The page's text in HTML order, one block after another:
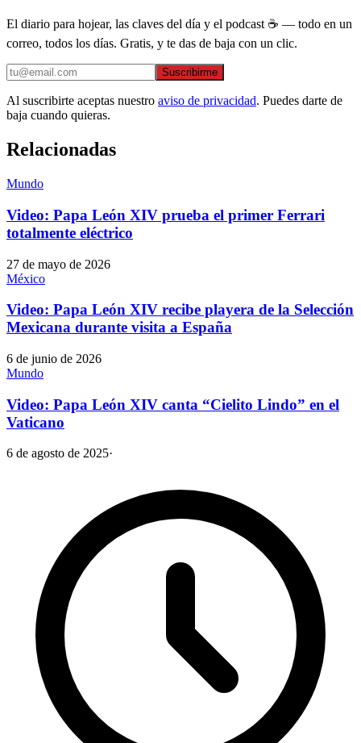
El diario para hojear, las claves del día y el podcast ☕ — todo en un
correo, todos los días. Gratis, y te das de baja con un clic.
Suscribirme
Al suscribirte aceptas nuestro aviso de privacidad. Puedes darte de
baja cuando quieras.
Relacionadas
Mundo
Video: Papa León XIV prueba el primer Ferrari
totalmente eléctrico
27 de mayo de 2026
México
Video: Papa León XIV recibe playera de la Selección
Mexicana durante visita a España
6 de junio de 2026
Mundo
Video: Papa León XIV canta “Cielito Lindo” en el
Vaticano
6 de agosto de 2025·